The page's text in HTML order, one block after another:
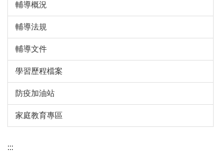
輔導概況
輔導法規
輔導文件
學習歷程檔案
防疫加油站
家庭教育專區
:::